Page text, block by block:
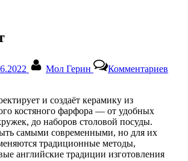
Мол Герин Комментариев
и создаёт керамику из
костяного фарфора — от удобных
до наборов столовой посуды.
самыми современными, но для их
традиционные методы,
английские традиции изготовления